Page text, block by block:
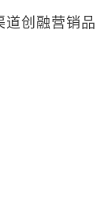
道创融营销品